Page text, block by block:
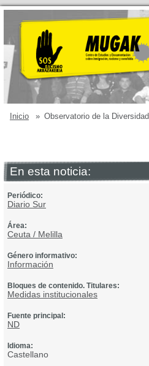
Inicio » Observatorio de la Diversidad
En esta noticia:
Periódico:
Diario Sur
Área:
Ceuta / Melilla
Género informativo:
Información
Bloques de contenido. Titulares:
Medidas institucionales
Fuente principal:
ND
Idioma:
Castellano